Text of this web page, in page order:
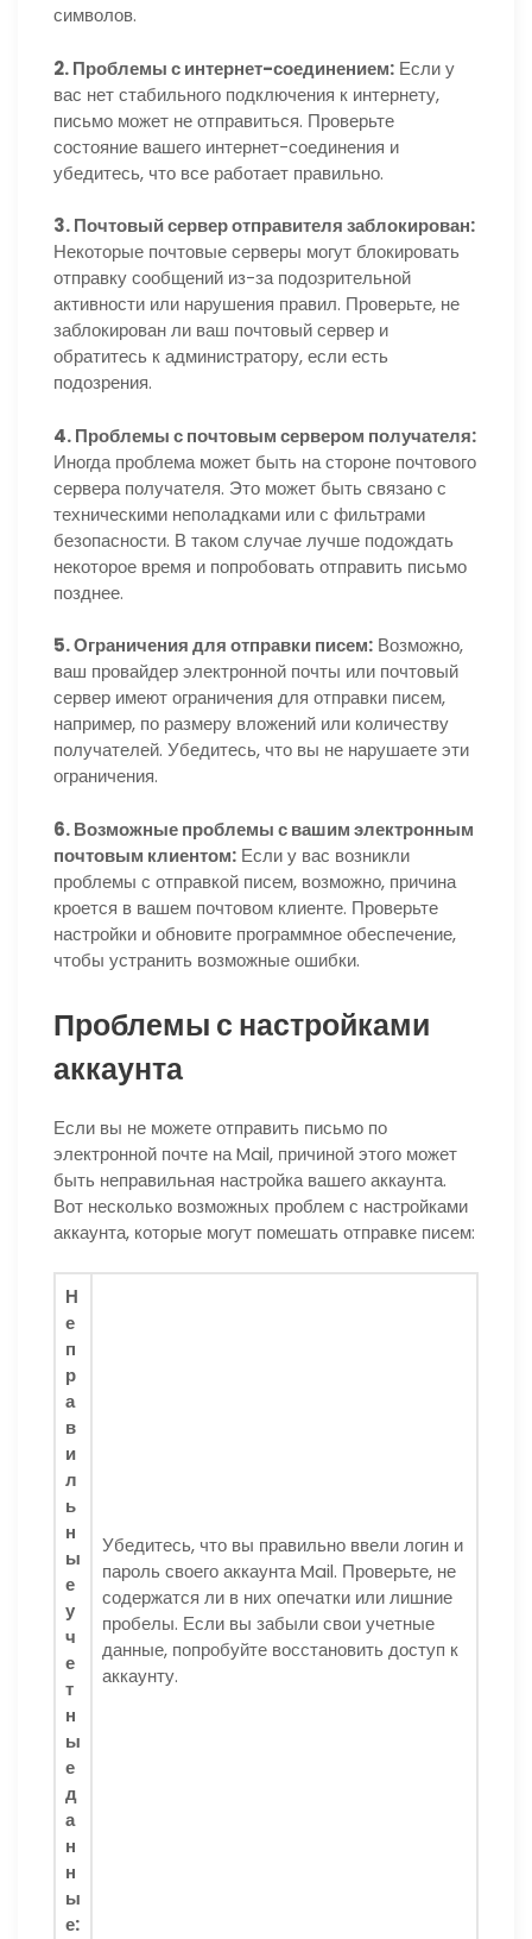
символов.
2. Проблемы с интернет-соединением: Если у
вас нет стабильного подключения к интернету,
письмо может не отправиться. Проверьте
состояние вашего интернет-соединения и
убедитесь, что все работает правильно.
3. Почтовый сервер отправителя заблокирован:
Некоторые почтовые серверы могут блокировать
отправку сообщений из-за подозрительной
активности или нарушения правил. Проверьте, не
заблокирован ли ваш почтовый сервер и
обратитесь к администратору, если есть
подозрения.
4. Проблемы с почтовым сервером получателя:
Иногда проблема может быть на стороне почтового
сервера получателя. Это может быть связано с
техническими неполадками или с фильтрами
безопасности. В таком случае лучше подождать
некоторое время и попробовать отправить письмо
позднее.
5. Ограничения для отправки писем: Возможно,
ваш провайдер электронной почты или почтовый
сервер имеют ограничения для отправки писем,
например, по размеру вложений или количеству
получателей. Убедитесь, что вы не нарушаете эти
ограничения.
6. Возможные проблемы с вашим электронным
почтовым клиентом: Если у вас возникли
проблемы с отправкой писем, возможно, причина
кроется в вашем почтовом клиенте. Проверьте
настройки и обновите программное обеспечение,
чтобы устранить возможные ошибки.
Проблемы с настройками
аккаунта
Если вы не можете отправить письмо по
электронной почте на Mail, причиной этого может
быть неправильная настройка вашего аккаунта.
Вот несколько возможных проблем с настройками
аккаунта, которые могут помешать отправке писем:
Н
е
п
р
а
в
и
л
ь
н
ы
е
у
ч
е
т
н
ы
е
д
а
н
н
ы
е:
Убедитесь, что вы правильно ввели логин и
пароль своего аккаунта Mail. Проверьте, не
содержатся ли в них опечатки или лишние
пробелы. Если вы забыли свои учетные
данные, попробуйте восстановить доступ к
аккаунту.